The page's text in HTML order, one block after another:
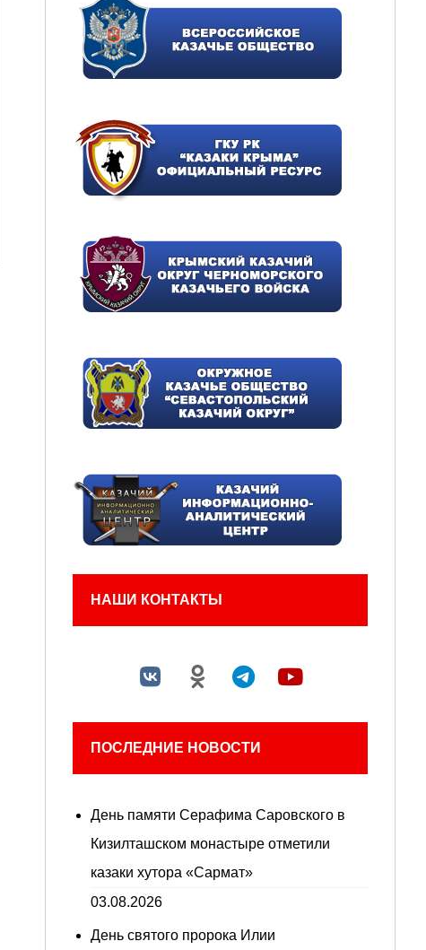
НАШИ КОНТАКТЫ
ПОСЛЕДНИЕ НОВОСТИ
День памяти Серафима Саровского в
Кизилташском монастыре отметили
казаки хутора «Сармат»
03.08.2026
День святого пророка Илии